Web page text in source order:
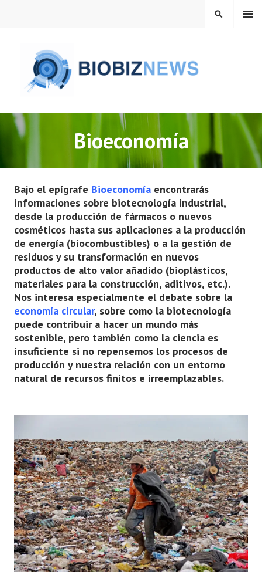
BIOBIZNEWS
MENÚ
BUSCAR
Bioeconomía
Bajo el epígrafe Bioeconomía encontrarás
informaciones sobre biotecnología industrial,
desde la producción de fármacos o nuevos
cosméticos hasta sus aplicaciones a la producción
de energía (biocombustibles) o a la gestión de
residuos y su transformación en nuevos
productos de alto valor añadido (bioplásticos,
materiales para la construcción, aditivos, etc.).
Nos interesa especialmente el debate sobre la
economía circular, sobre como la biotecnología
puede contribuir a hacer un mundo más
sostenible, pero también como la ciencia es
insuficiente si no repensemos los procesos de
producción y nuestra relación con un entorno
natural de recursos finitos e irreemplazables.